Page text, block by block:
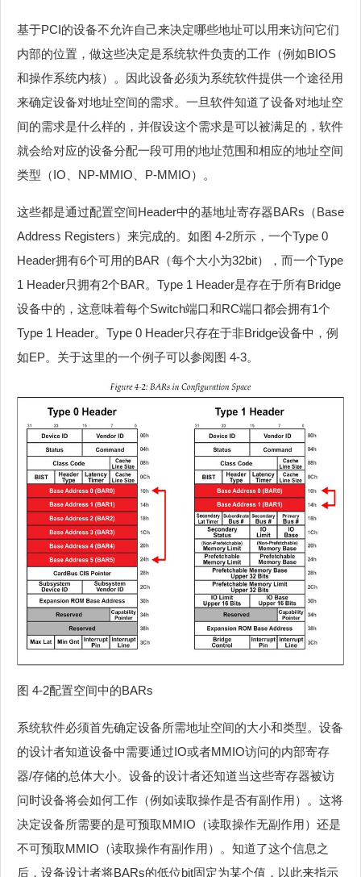
基于PCI的设备不允许自己来决定哪些地址可以用来访问它们
内部的位置，做这些决定是系统软件负责的工作（例如BIOS
和操作系统内核）。因此设备必须为系统软件提供一个途径用
来确定设备对地址空间的需求。一旦软件知道了设备对地址空
间的需求是什么样的，并假设这个需求是可以被满足的，软件
就会给对应的设备分配一段可用的地址范围和相应的地址空间
类型（IO、NP-MMIO、P-MMIO）。
这些都是通过配置空间Header中的基地址寄存器BARs（Base
Address Registers）来完成的。如图 4‑2所示，一个Type 0
Header拥有6个可用的BAR（每个大小为32bit），而一个Type
1 Header只拥有2个BAR。Type 1 Header是存在于所有Bridge
设备中的，这意味着每个Switch端口和RC端口都会拥有1个
Type 1 Header。Type 0 Header只存在于非Bridge设备中，例
如EP。关于这里的一个例子可以参阅图 4‑3。
图 4‑2配置空间中的BARs
系统软件必须首先确定设备所需地址空间的大小和类型。设备
的设计者知道设备中需要通过IO或者MMIO访问的内部寄存
器/存储的总体大小。设备的设计者还知道当这些寄存器被访
问时设备将会如何工作（例如读取操作是否有副作用）。这将
决定设备所需要的是可预取MMIO（读取操作无副作用）还是
不可预取MMIO（读取操作有副作用）。知道了这个信息之
后，设备设计者将BARs的低位bit固定为某个值，以此来指示